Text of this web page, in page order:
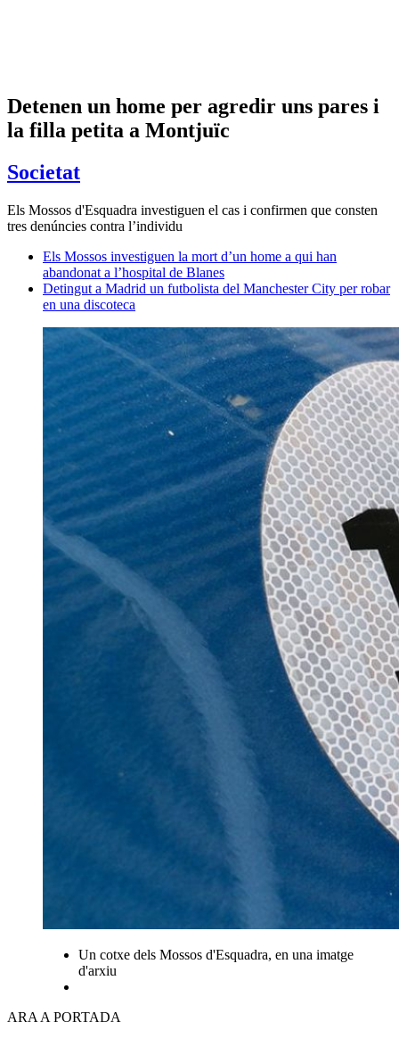
Detenen un home per agredir uns pares i
la filla petita a Montjuïc
Societat
Els Mossos d'Esquadra investiguen el cas i confirmen que consten
tres denúncies contra l’individu
Els Mossos investiguen la mort d’un home a qui han
abandonat a l’hospital de Blanes
Detingut a Madrid un futbolista del Manchester City per robar
en una discoteca
Un cotxe dels Mossos d'Esquadra, en una imatge
d'arxiu
ARA A PORTADA